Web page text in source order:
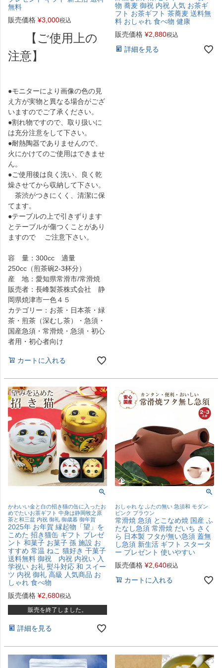
無料
販売価格 ¥3,000税込
【ご使用上の
注意】
●モニターにより画像の色の見
え方が実物と異なる場合がござ
いますのでご了承ください。
●割れ物ですので、取り扱いに
は充分注意をして下さい。
●耐熱陶器でありませんので、
火にかけてのご使用はできませ
ん。
●ご使用後は良く洗い、良く乾
燥させてから収納して下さい。
茶渋がつきにくく、清潔に保
てます。
●テーブルの上で引きずります
とテーブルが傷つくことがあり
ますので ご注意下さい。
容 量：300cc 適量
250cc（煎茶碗2-3杯分）
産 地：愛知県常滑市/常滑焼
販売者：長峰製茶株式会社 静
岡県焼津市一色４５
カテゴリー：お茶・日本茶・緑
茶・煎茶（深むし茶）・急須・
国産急須・常滑焼・急須・初心
者用・初心者向け
カートに入れる
物 蕎麦 御祝 内祝 人気 お茶ギ
フト お茶ギフト 茶蕎麦 送料無
料 おしゃれ 食べ物 健康
販売価格 ¥2,880税込
詳細を見る
かわいい金と白の招き猫の缶に入ったお
めでたいお茶ギフト 中身は静岡牧之原
茶と和三盆 内祝 御礼 御歳暮 御年賀
2025年 お年賀 縁起物「望」を
こめた 招き猫缶 ギフト プレゼ
ント 和菓子 お菓子 孫 施設 お
すすめ 常温 ねこ 猫好き 干菓子
送料無料 御祝 内祝 内祝い 入
学祝い お礼 熨斗対応 和 スイー
ツ 内祝 御礼 高級 人気商品 お
しゃれ 食べ物
販売価格 ¥2,680税込
販売を終了しました。
詳細を見る
おしゃれ な ふたの無い 急須和 モダン
ピンク ブラウン
常滑焼 急須 とこなめ焼 国産 ふ
たなし急須 常滑焼 だいち さく
ら 日本製 フタが無い急須 蓋無
し急須 新生活 ギフト スタータ
ー プレゼント 使いやすい
販売価格 ¥2,640税込
カートに入れる